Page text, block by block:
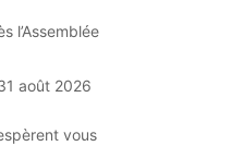
l’Assemblée
août 2026
vous